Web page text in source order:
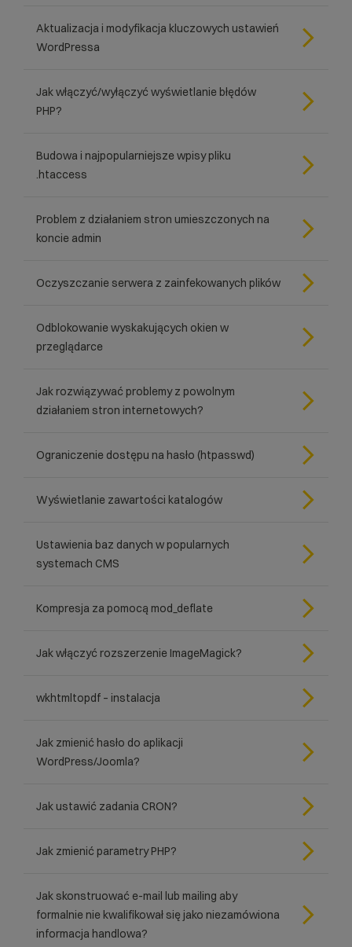
Aktualizacja i modyfikacja kluczowych ustawień
WordPressa
Jak włączyć/wyłączyć wyświetlanie błędów
PHP?
Budowa i najpopularniejsze wpisy pliku
.htaccess
Problem z działaniem stron umieszczonych na
koncie admin
Oczyszczanie serwera z zainfekowanych plików
Odblokowanie wyskakujących okien w
przeglądarce
Jak rozwiązywać problemy z powolnym
działaniem stron internetowych?
Ograniczenie dostępu na hasło (htpasswd)
Wyświetlanie zawartości katalogów
Ustawienia baz danych w popularnych
systemach CMS
Kompresja za pomocą mod_deflate
Jak włączyć rozszerzenie ImageMagick?
wkhtmltopdf – instalacja
Jak zmienić hasło do aplikacji
WordPress/Joomla?
Jak ustawić zadania CRON?
Jak zmienić parametry PHP?
Jak skonstruować e-mail lub mailing aby
formalnie nie kwalifikował się jako niezamówiona
informacja handlowa?